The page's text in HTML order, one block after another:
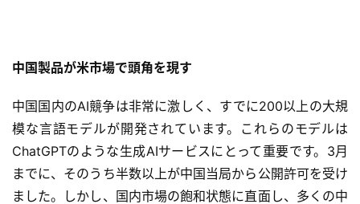
中国製品が米市場で頭角を現す
中国国内のAI競争は非常に激しく、すでに200以上の大規
模な言語モデルが開発されています。これらのモデルは
ChatGPTのような生成AIサービスにとって重要です。3月
までに、そのうち半数以上が中国当局から公開許可を受け
ました。しかし、国内市場の飽和状態に直面し、多くの中